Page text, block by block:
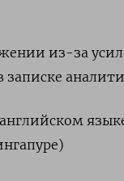
из-за